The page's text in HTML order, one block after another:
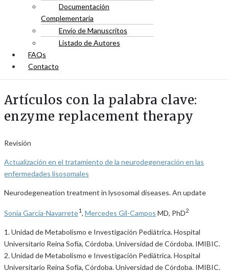
Documentación
Complementaria
Envío de Manuscritos
Listado de Autores
FAQs
Contacto
Artículos con la palabra clave:
enzyme replacement therapy
Revisión
Actualización en el tratamiento de la neurodegeneración en las
enfermedades lisosomales
Neurodegeneation treatment in lysosomal diseases. An update
Sonia García-Navarrete1, Mercedes Gil-Campos MD, PhD2
1. Unidad de Metabolismo e Investigación Pediátrica. Hospital
Universitario Reina Sofía, Córdoba. Universidad de Córdoba. IMIBIC.
2. Unidad de Metabolismo e Investigación Pediátrica. Hospital
Universitario Reina Sofía, Córdoba. Universidad de Córdoba. IMIBIC.